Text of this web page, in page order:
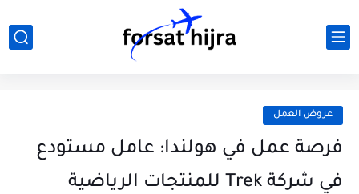
عروض العمل
فرصة عمل في هولندا: عامل مستودع
في شركة Trek للمنتجات الرياضية